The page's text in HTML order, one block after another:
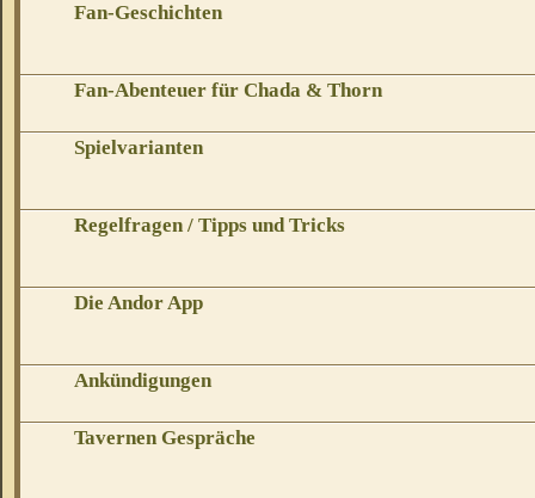
Fan-Geschichten
Fan-Abenteuer für Chada & Thorn
Spielvarianten
Regelfragen / Tipps und Tricks
Die Andor App
Ankündigungen
Tavernen Gespräche